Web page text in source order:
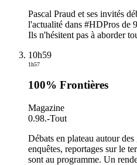
Pascal Praud et ses invités
l'actualité dans #HDPros de
Ils n'hésitent pas à aborder
10h59
1h57
100% Frontières
Magazine
0.98.-Tout
Débats en plateau autour
enquêtes, reportages sur le
sont au programme. Un